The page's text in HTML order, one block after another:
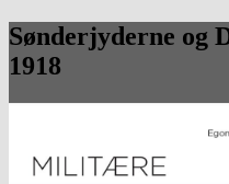
Sønderjyderne og
1918